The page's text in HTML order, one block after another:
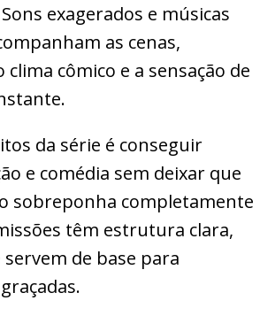
exagerados e músicas
as cenas,
cômico e a sensação de
da série é conseguir
e comédia sem deixar que
sobreponha completamente
têm estrutura clara,
de base para